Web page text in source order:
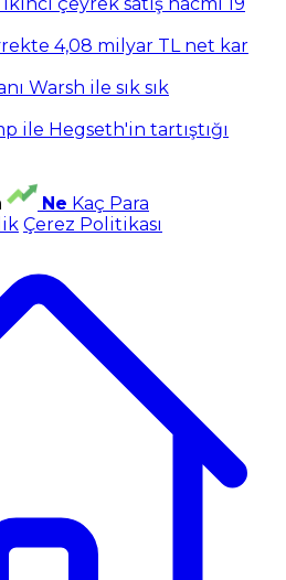
4,08 milyar TL net kar
Warsh ile sık sık
ile Hegseth'in tartıştığı
Ne Kaç Para
Çerez Politikası